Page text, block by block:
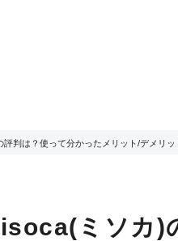
判は？使って分かったメリット/デメリッ
ミソカ)